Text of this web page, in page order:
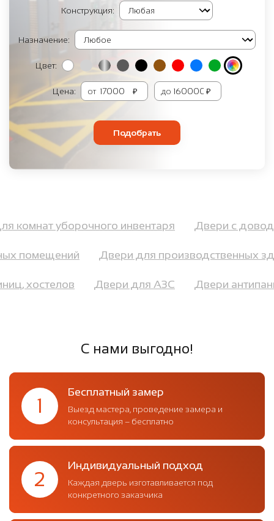
Конструкция:
Назначение:
Цвет:
Цена: от ₽ до ₽
Подобрать
комнат уборочного инвентаря Двери с
помещений Двери для производственных
хостелов Двери для АЗС Двери
С нами выгодно!
1
Бесплатный замер
Выезд мастера, проведение замера и
консультация – бесплатно
2
Индивидуальный подход
Каждая дверь изготавливается под
конкретного заказчика